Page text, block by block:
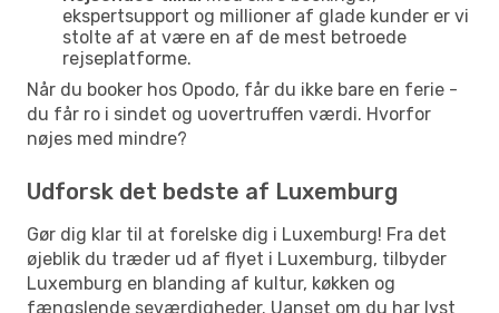
ekspertsupport og millioner af glade kunder er vi
stolte af at være en af de mest betroede
rejseplatforme.
Når du booker hos Opodo, får du ikke bare en ferie -
du får ro i sindet og uovertruffen værdi. Hvorfor
nøjes med mindre?
Udforsk det bedste af Luxemburg
Gør dig klar til at forelske dig i Luxemburg! Fra det
øjeblik du træder ud af flyet i Luxemburg, tilbyder
Luxemburg en blanding af kultur, køkken og
fængslende seværdigheder. Uanset om du har lyst